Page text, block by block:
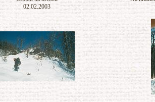
02.02.2003